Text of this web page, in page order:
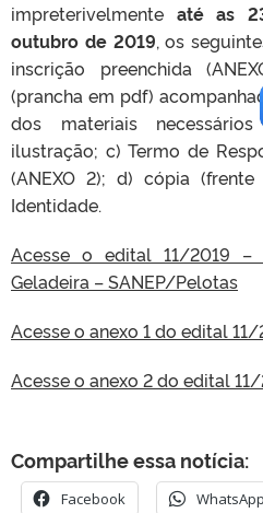
impreterivelmente até as
outubro de 2019, os
inscrição preenchida
(prancha em pdf)
dos materiais
ilustração; c) Termo de
(ANEXO 2); d) cópia
Identidade.
Acesse o edital 11/2019
Geladeira – SANEP/Pelotas
Acesse o anexo 1 do edital 11/
Acesse o anexo 2 do edital 11/
Compartilhe essa notícia:
Facebook WhatsApp